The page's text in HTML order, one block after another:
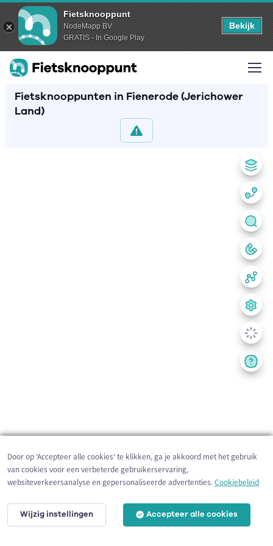
Fietsknooppunt
NodeMapp BV
GRATIS - In Google Play
Bekijk
Fietsknooppunten in Fienerode (Jerichower
Land)
200 m
Door op 'Accepteer alle cookies' te klikken, ga je akkoord met het gebruik
van cookies voor een verbeterde gebruikerservaring,
websiteverkeersanalyse en gepersonaliseerde advertenties.Cookiebeleid
Wijzig instellingen Accepteer alle cookies